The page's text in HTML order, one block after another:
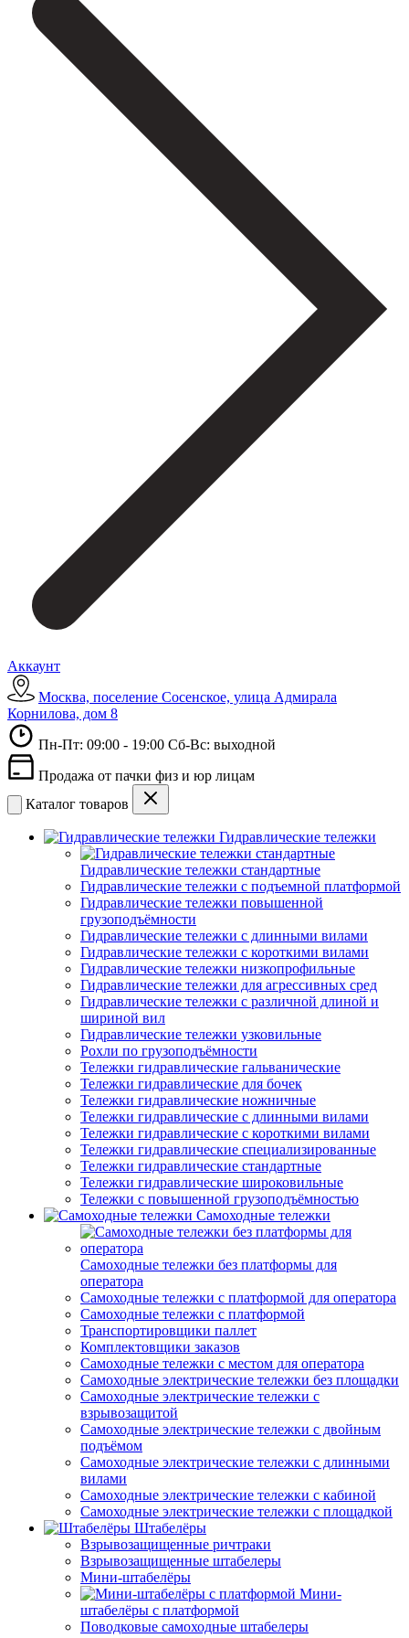
Аккаунт
Москва, поселение Сосенское, улица Адмирала
Корнилова, дом 8
Пн-Пт: 09:00 - 19:00 Сб-Вс: выходной
Продажа от пачки физ и юр лицам
Каталог товаров
Гидравлические тележки
Гидравлические тележки стандартные
Гидравлические тележки с подъемной платформой
Гидравлические тележки повышенной
грузоподъёмности
Гидравлические тележки с длинными вилами
Гидравлические тележки с короткими вилами
Гидравлические тележки низкопрофильные
Гидравлические тележки для агрессивных сред
Гидравлические тележки с различной длиной и
шириной вил
Гидравлические тележки узковильные
Рохли по грузоподъёмности
Тележки гидравлические гальванические
Тележки гидравлические для бочек
Тележки гидравлические ножничные
Тележки гидравлические с длинными вилами
Тележки гидравлические с короткими вилами
Тележки гидравлические специализированные
Тележки гидравлические стандартные
Тележки гидравлические широковильные
Тележки с повышенной грузоподъёмностью
Самоходные тележки
Самоходные тележки без платформы для
оператора
Самоходные тележки с платформой для оператора
Самоходные тележки с платформой
Транспортировщики паллет
Комплектовщики заказов
Самоходные тележки с местом для оператора
Самоходные электрические тележки без площадки
Самоходные электрические тележки с
взрывозащитой
Самоходные электрические тележки с двойным
подъёмом
Самоходные электрические тележки с длинными
вилами
Самоходные электрические тележки с кабиной
Самоходные электрические тележки с площадкой
Штабелёры
Взрывозащищенные ричтраки
Взрывозащищенные штабелеры
Мини-штабелёры
Мини-
штабелёры с платформой
Поводковые самоходные штабелеры